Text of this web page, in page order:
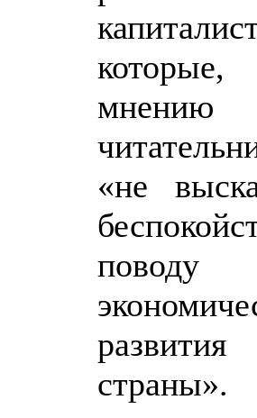
мнению
«не
поводу
страны».